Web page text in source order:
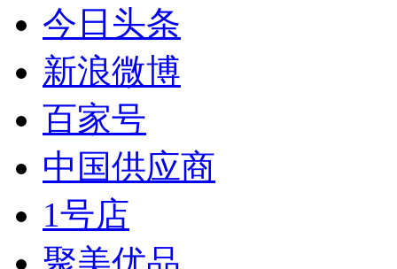
今日头条
新浪微博
百家号
中国供应商
1号店